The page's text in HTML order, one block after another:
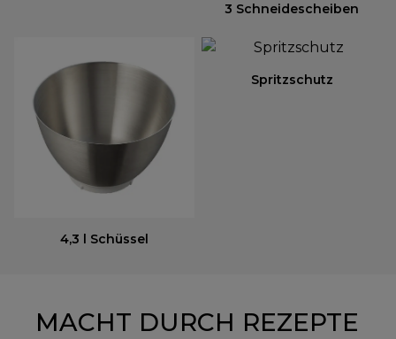
3 Schneidescheiben
4,3 l Schüssel
Spritzschutz
MACHT DURCH REZEPTE